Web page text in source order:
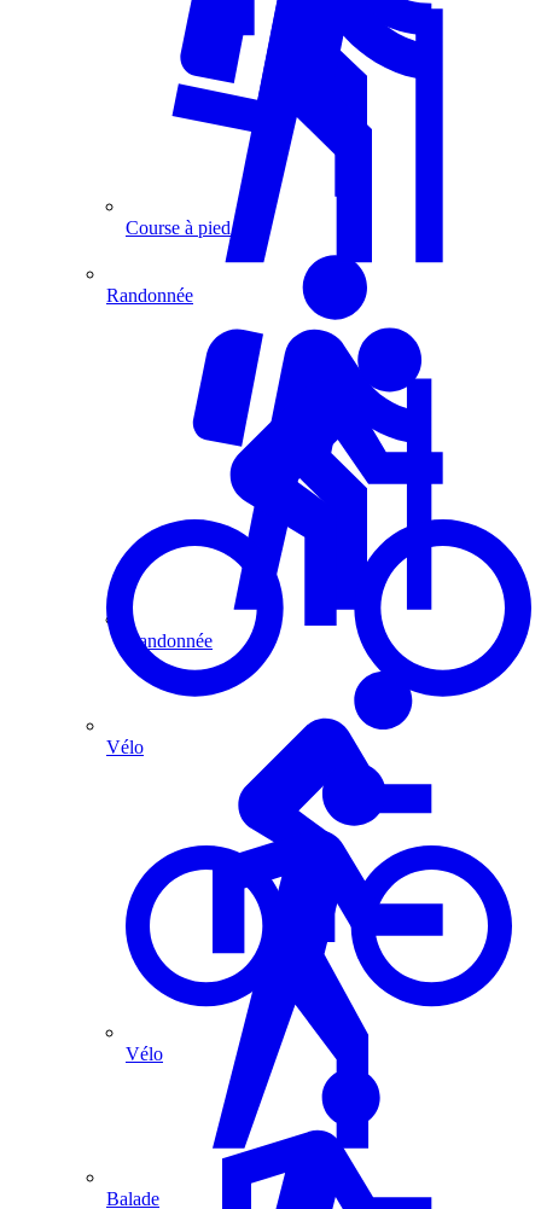
Course à pied
Randonnée
Vélo
Randonnée
Vélo
Balade